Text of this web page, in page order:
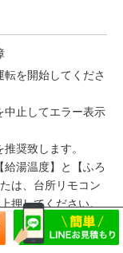
転を開始してくださ
中止してエラー表示
奨致します。
給湯温度】と【ふろ
は、台所リモコン
押してください。